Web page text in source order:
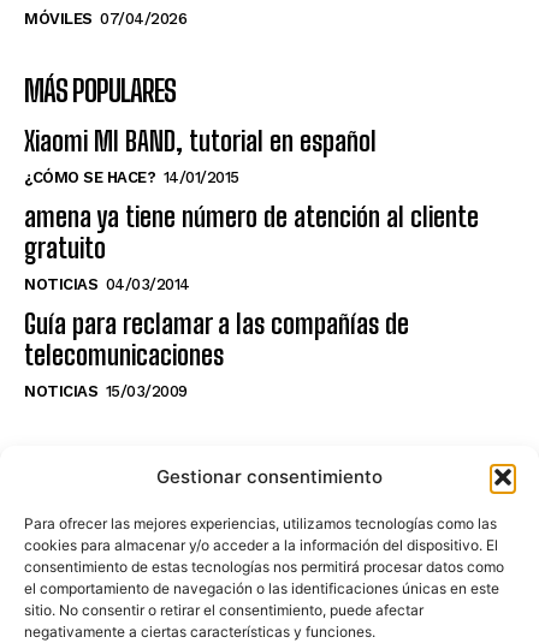
Gestionar consentimiento
Para ofrecer las mejores experiencias, utilizamos tecnologías como las
cookies para almacenar y/o acceder a la información del dispositivo. El
consentimiento de estas tecnologías nos permitirá procesar datos como
el comportamiento de navegación o las identificaciones únicas en este
sitio. No consentir o retirar el consentimiento, puede afectar
negativamente a ciertas características y funciones.
MÓVILES 07/04/2026
MÁS POPULARES
Xiaomi MI BAND, tutorial en español
¿CÓMO SE HACE? 14/01/2015
amena ya tiene número de atención al cliente
gratuito
NOTICIAS 04/03/2014
Guía para reclamar a las compañías de
telecomunicaciones
NOTICIAS 15/03/2009
NO TE PIERDAS LO ÚLTIMO DEL CANAL
Haz clic en «Estoy de acuerdo» para
activar Youtube